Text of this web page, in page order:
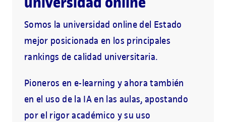
Somos la universidad online del Estado
mejor posicionada en los principales
rankings de calidad universitaria.
Pioneros en e-learning y ahora también
en el uso de la IA en las aulas, apostando
por el rigor académico y su uso